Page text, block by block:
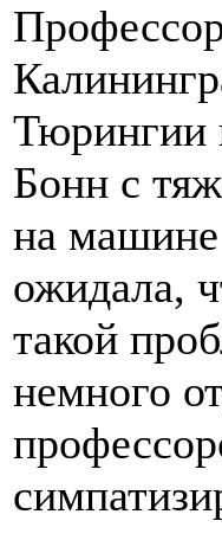
Тюрингии
Бонн с
на машине
ожидала,
такой
немного